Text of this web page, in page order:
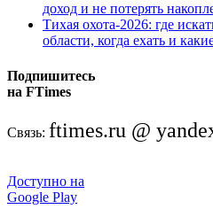
доход и не потерять
Тихая охота-2026: где
области, когда ехать и
Подпишитесь
на FTimes
Связь: ftimes.ru @
Доступно на
Google Play